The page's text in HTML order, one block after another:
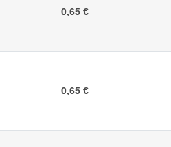
0,65 €
0,65 €